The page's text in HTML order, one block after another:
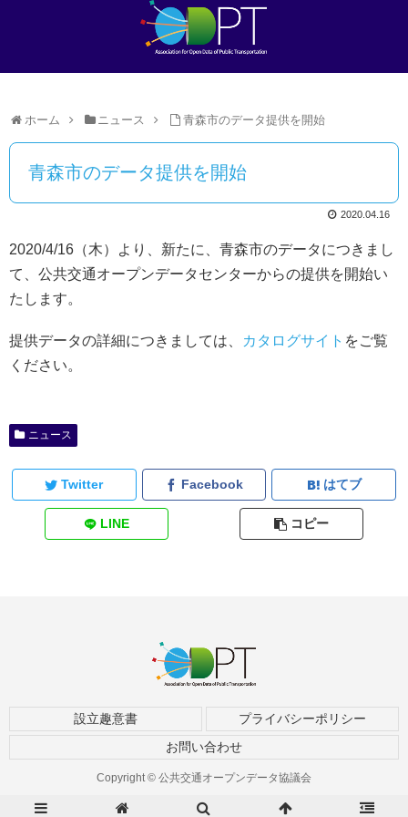
ホーム ニュース 青森市のデータ提供を開始
青森市のデータ提供を開始
2020.04.16
2020/4/16（木）より、新たに、青森市のデータにつきまし
て、公共交通オープンデータセンターからの提供を開始い
たします。
提供データの詳細につきましては、 カタログサイト をご覧
ください。
ニュース
Twitter Facebook はてブ
LINE コピー
設立趣意書
プライバシーポリシー
お問い合わせ
Copyright © 公共交通オープンデータ協議会